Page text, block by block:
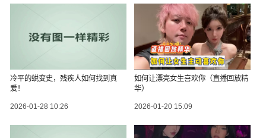
冷平的蜕变史，残疾人如何找到真
爱！
2026-01-28 10:26
如何让漂亮女生喜欢你（直播回放精
华）
2026-01-20 15:09